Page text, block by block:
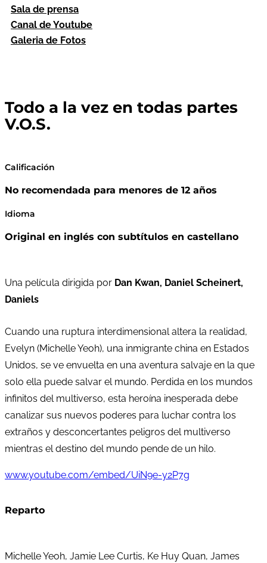
Sala de prensa
Canal de Youtube
Galeria de Fotos
Todo a la vez en todas partes
V.O.S.
Calificación
No recomendada para menores de 12 años
Idioma
Original en inglés con subtítulos en castellano
Una película dirigida por Dan Kwan, Daniel Scheinert,
Daniels
Cuando una ruptura interdimensional altera la realidad,
Evelyn (Michelle Yeoh), una inmigrante china en Estados
Unidos, se ve envuelta en una aventura salvaje en la que
solo ella puede salvar el mundo. Perdida en los mundos
infinitos del multiverso, esta heroína inesperada debe
canalizar sus nuevos poderes para luchar contra los
extraños y desconcertantes peligros del multiverso
mientras el destino del mundo pende de un hilo.
www.youtube.com/embed/UiN9e-y2P7g
Reparto
Michelle Yeoh, Jamie Lee Curtis, Ke Huy Quan, James